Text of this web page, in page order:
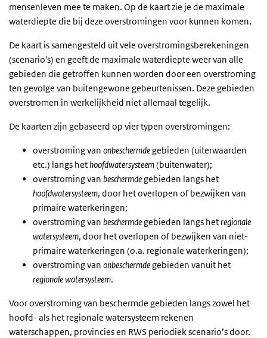
mensenleven mee te maken. Op de kaart zie je de maximale
waterdiepte die bij deze overstromingen voor kunnen komen.
De kaart is samengesteld uit vele overstromingsberekeningen
(scenario's) en geeft de maximale waterdiepte weer van alle
gebieden die getroffen kunnen worden door een overstroming
ten gevolge van buitengewone gebeurtenissen. Deze gebieden
overstromen in werkelijkheid niet allemaal tegelijk.
De kaarten zijn gebaseerd op vier typen overstromingen:
overstroming van onbeschermdegebieden (uiterwaarden
etc.) langs hethoofdwatersysteem(buitenwater);
overstroming van beschermdegebieden langs het
hoofdwatersysteem, door het overlopen of bezwijken van
primaire waterkeringen;
overstroming van beschermdegebieden langs hetregionale
watersysteem, door het overlopen of bezwijken van niet-
primaire waterkeringen (o.a. regionale waterkeringen);
overstroming van onbeschermdegebieden vanuit het
regionale watersysteem.
Voor overstroming van beschermde gebieden langs zowel het
hoofd- als het regionale watersysteem rekenen
waterschappen, provincies en RWS periodiek scenario’s door.